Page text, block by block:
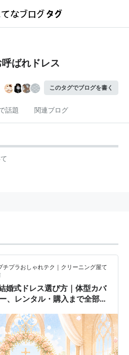
呼ばれドレス
このタグでブログを書く
話題 関連ブログ
プラおしゃれテク｜クリーニング屋て
婚式ドレス選び方｜体型カバ
、レンタル・購入まで全部解